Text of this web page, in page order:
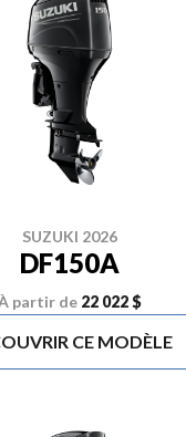
SUZUKI 2026
DF150A
partir de 22 022 $
CE MODÈLE